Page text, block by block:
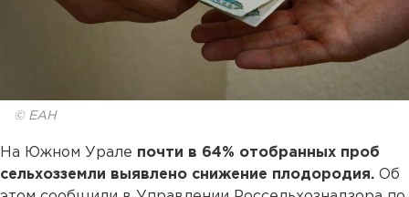
© ЕАН
На Южном Урале почти в 64% отобранных проб
сельхозземли выявлено снижение плодородия. Об